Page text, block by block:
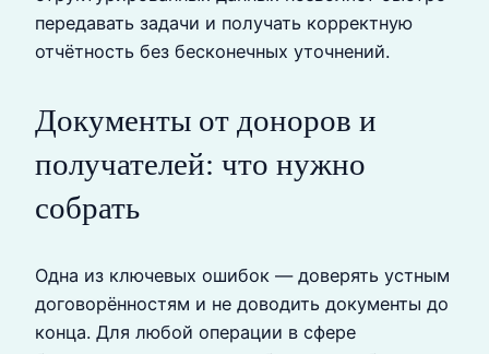
передавать задачи и получать корректную
отчётность без бесконечных уточнений.
Документы от доноров и
получателей: что нужно
собрать
Одна из ключевых ошибок — доверять устным
договорённостям и не доводить документы до
конца. Для любой операции в сфере